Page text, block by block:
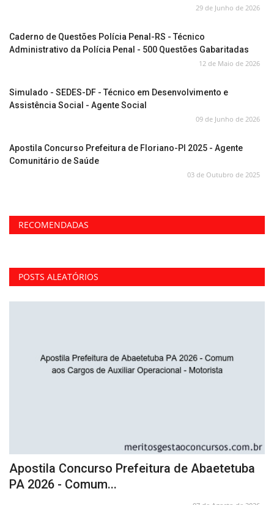
29 de Junho de 2026
Caderno de Questões Polícia Penal-RS - Técnico
Administrativo da Polícia Penal - 500 Questões Gabaritadas
12 de Maio de 2026
Simulado - SEDES-DF - Técnico em Desenvolvimento e
Assistência Social - Agente Social
09 de Junho de 2026
Apostila Concurso Prefeitura de Floriano-PI 2025 - Agente
Comunitário de Saúde
03 de Outubro de 2025
RECOMENDADAS
POSTS ALEATÓRIOS
Apostila Concurso Prefeitura de Abaetetuba
PA 2026 - Comum...